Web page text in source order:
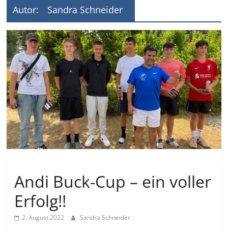
Autor: Sandra Schneider
Andi Buck-Cup – ein voller
Erfolg!!
2. August 2022 Sandra Schneider